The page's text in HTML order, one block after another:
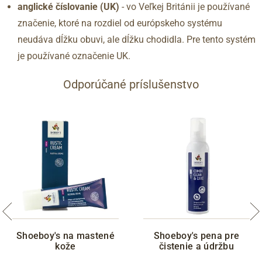
43
44
45
46
9
9.5
10
11
12.5
280
285
290
anglické číslovanie (UK) - vo Veľkej Británii je používané
značenie, ktoré na rozdiel od európskeho systému
neudáva dĺžku obuvi, ale dĺžku chodidla. Pre tento systém
je používané označenie UK.
Odporúčané príslušenstvo
Shoeboy's na mastené
kože
Shoeboy's pena pre
čistenie a údržbu